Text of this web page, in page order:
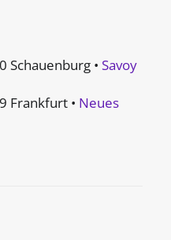
Schauenburg • Savoy
Frankfurt • Neues